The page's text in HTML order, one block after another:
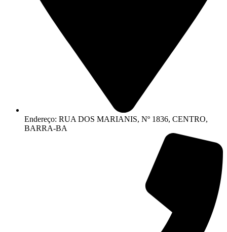
Endereço: RUA DOS MARIANIS, Nº 1836, CENTRO,
BARRA-BA